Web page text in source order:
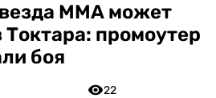
ММА может
промоутер
боя
22